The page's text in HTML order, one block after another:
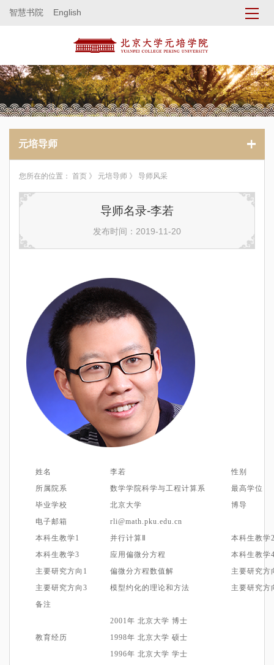
智慧书院 English
元培导师
您所在的位置： 首页 》 元培导师 》 导师风采
导师名录-李若
发布时间：2019-11-20
姓名 李若
性别
所属院系
数学学院科学与工程计算系
最高学位
毕业学校
北京大学
博导
电子邮箱
rli@math.pku.edu.cn
本科生教学1
并行计算Ⅱ 本科生教学
本科生教学3 应用偏微分方程 本科生教学
主要研究方向1
偏微分方程数值解
主要研究方
主要研究方向 3 模型约化的理论和方法
主要研究方
备注
教育经历
2001 年 北京大学 博士
1 998年 北京大学 硕士
1 996年 北京大学 学士